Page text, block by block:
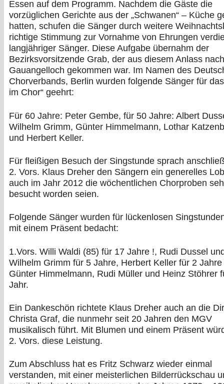
Essen auf dem Programm. Nachdem die Gäste die
vorzüglichen Gerichte aus der „Schwanen“ – Küche
hatten, schufen die Sänger durch weitere
richtige Stimmung zur Vornahme von Ehrungen
langjähriger Sänger. Diese Aufgabe übernahm der
Bezirksvorsitzende Grab, der aus diesem Anlass nach
Gauangelloch gekommen war. Im Namen des
Chorverbands, Berlin wurden folgende Sänger für
im Chor“ geehrt:
Für 60 Jahre: Peter Gembe, für 50 Jahre: Albert
Wilhelm Grimm, Günter Himmelmann, Lothar
und Herbert Keller.
Für fleißigen Besuch der Singstunde sprach
2. Vors. Klaus Dreher den Sängern ein generelles
auch im Jahr 2012 die wöchentlichen Chorproben
besucht worden seien.
Folgende Sänger wurden für lückenlosen
mit einem Präsent bedacht:
1.Vors. Willi Waldi (85) für 17 Jahre !, Rudi Dussel
Wilhelm Grimm für 5 Jahre, Herbert Keller für 2 Jahre
Günter Himmelmann, Rudi Müller und Heinz Stöhrer
Jahr.
Ein Dankeschön richtete Klaus Dreher auch an die
Christa Graf, die nunmehr seit 20 Jahren den MGV
musikalisch führt. Mit Blumen und einem Präsent
2. Vors. diese Leistung.
Zum Abschluss hat es Fritz Schwarz wieder einmal
verstanden, mit einer meisterlichen Bilderrückschau